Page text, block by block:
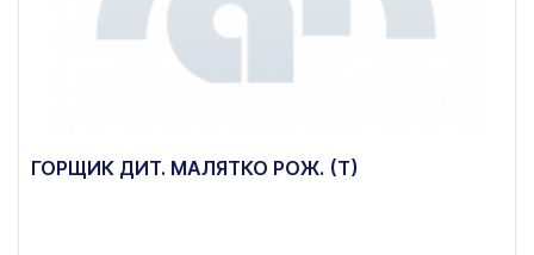
ГОРЩИК ДИТ. МАЛЯТКО РОЖ. (Т)